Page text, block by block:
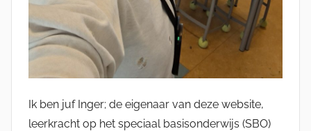
Ik ben juf Inger; de eigenaar van deze website,
leerkracht op het speciaal basisonderwijs (SBO)